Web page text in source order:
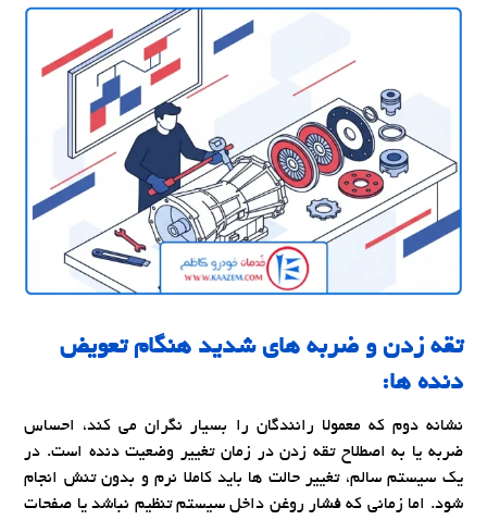
تقه زدن و ضربه های شدید هنگام تعویض
دنده ها:
نشانه دوم که معمولا رانندگان را بسیار نگران می کند، احساس
ضربه یا به اصطلاح تقه زدن در زمان تغییر وضعیت دنده است. در
یک سیستم سالم، تغییر حالت ها باید کاملا نرم و بدون تنش انجام
شود. اما زمانی که فشار روغن داخل سیستم تنظیم نباشد یا صفحات